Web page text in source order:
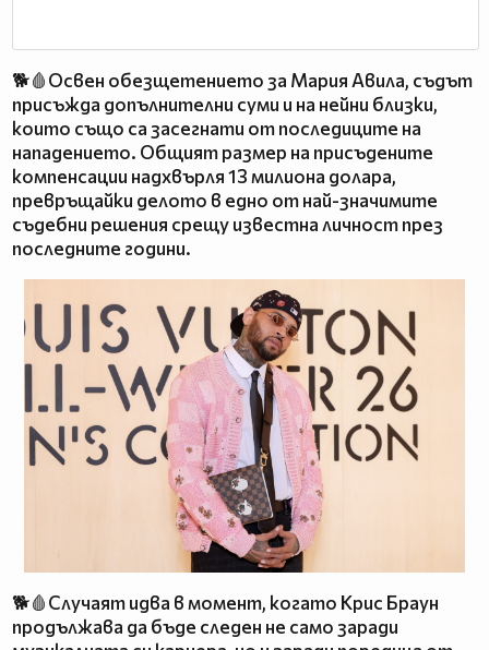
🐕🩸Освен обезщетението за Мария Авила, съдът
присъжда допълнителни суми и на нейни близки,
които също са засегнати от последиците на
нападението. Общият размер на присъдените
компенсации надхвърля 13 милиона долара,
превръщайки делото в едно от най-значимите
съдебни решения срещу известна личност през
последните години.
🐕🩸Случаят идва в момент, когато Крис Браун
продължава да бъде следен не само заради